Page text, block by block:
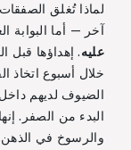
لماذا تُغلق
آخر — أما البوابة
عليه. إهداؤها قبل
خلال أسبوع اتخاذ
الضيوف لديهم
البدء من الصفر.
والرسوخ في